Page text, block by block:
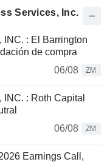
Services, Inc.
: El Barrington
de compra
06/08
ZM
: Roth Capital
06/08
ZM
Earnings Call,